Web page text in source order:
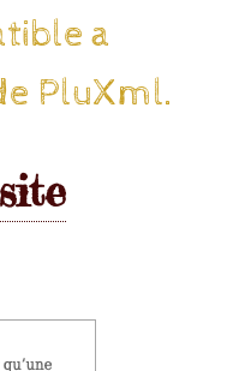
a
PluXml.